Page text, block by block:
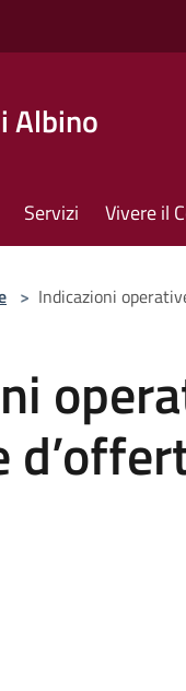
Albino
Servizi Vivere il
> Indicazioni